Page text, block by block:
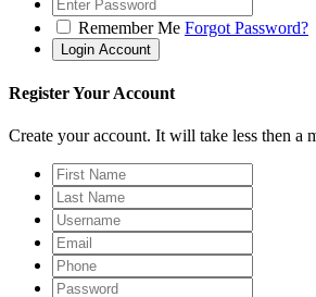
Remember Me Forgot Password?
Register Your Account
Create your account. It will take less then a